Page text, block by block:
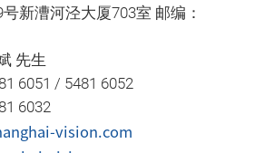
新漕河泾大厦703室 邮编：
先生
6051 / 5481 6052
6032
vision.com